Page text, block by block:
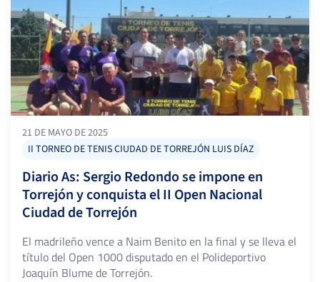
21 DE MAYO DE 2025
II TORNEO DE TENIS CIUDAD DE TORREJÓN LUIS DÍAZ
Diario As: Sergio Redondo se impone en
Torrejón y conquista el II Open Nacional
Ciudad de Torrejón
El madrileño vence a Naim Benito en la final y se lleva el
título del Open 1000 disputado en el Polideportivo
Joaquín Blume de Torrejón.